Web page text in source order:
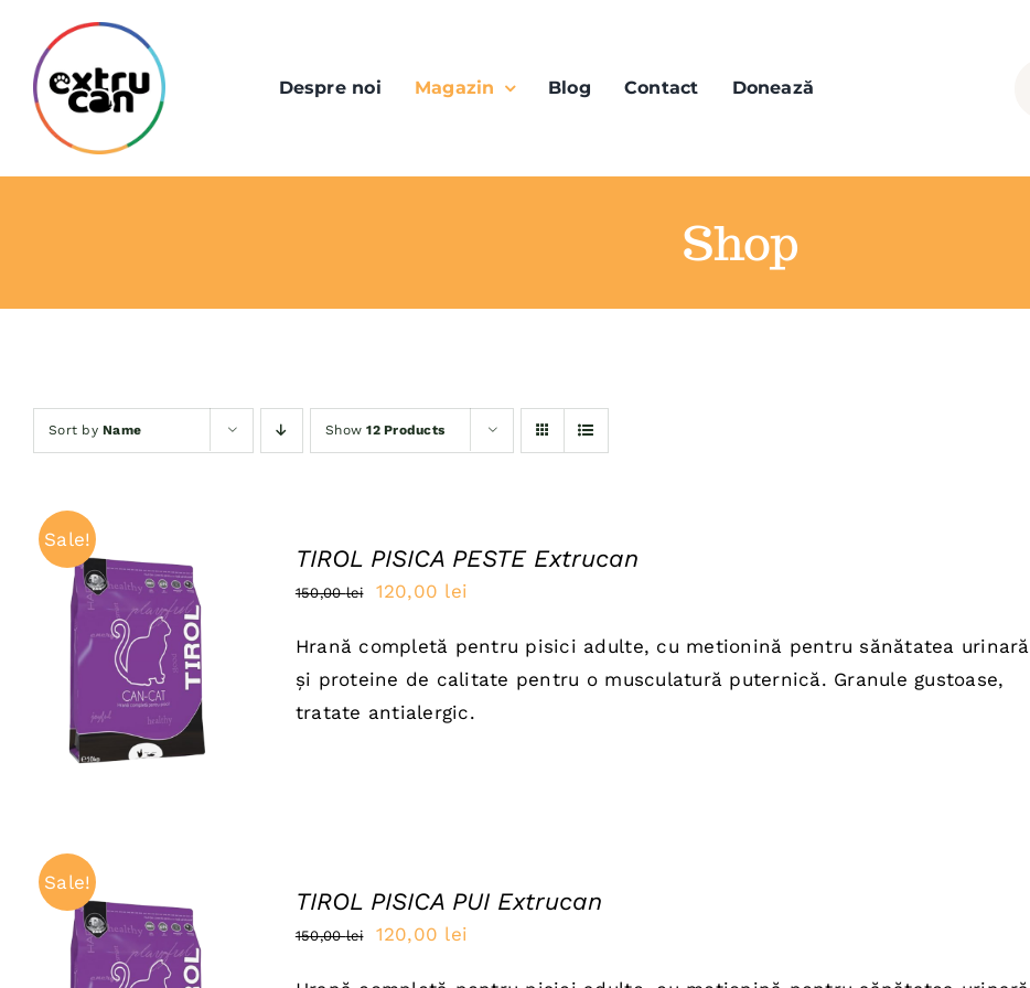
content
Despre noi Magazin Blog Contact Donează
Shop
Sort byName Show12 Products
Sale!
ADAUGĂ ÎN COȘ
/
QUICK VIEW
TIROL PISICA PESTE Extrucan
150,00lei
Prețul
a
fost:
150,00 lei.
120,00 lei
este:
120,00 lei.
Hrană completă pentru pisici adulte, cu metionină pentru sănătatea urinară
și proteine de calitate pentru o musculatură puternică. Granule gustoase,
tratate antialergic.
Sale!
TIROL PISICA PUI Extrucan
150,00lei
Prețul
120,00 lei